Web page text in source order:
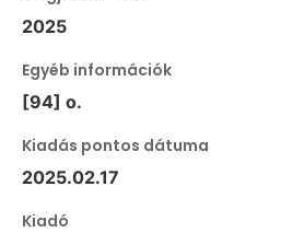
2025
Egyéb információk
[94] o.
Kiadás pontos dátuma
2025.02.17
Kiadó